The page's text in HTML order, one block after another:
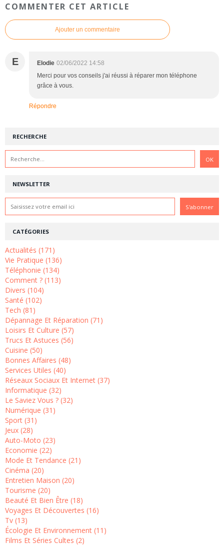
COMMENTER CET ARTICLE
Ajouter un commentaire
E Elodie 02/06/2022 14:58
Merci pour vos conseils j'ai réussi à réparer mon téléphone
grâce à vous.
Répondre
NEWSLETTER
RECHERCHE
CATÉGORIES
Actualités (171)
Vie Pratique (136)
Téléphonie (134)
Comment ? (113)
Divers (104)
Santé (102)
Tech (81)
Dépannage Et Réparation (71)
Loisirs Et Culture (57)
Trucs Et Astuces (56)
Cuisine (50)
Bonnes Affaires (48)
Services Utiles (40)
Réseaux Sociaux Et Internet (37)
Informatique (32)
Le Saviez Vous ? (32)
Numérique (31)
Sport (31)
Jeux (28)
Auto-Moto (23)
Economie (22)
Mode Et Tendance (21)
Cinéma (20)
Entretien Maison (20)
Tourisme (20)
Beauté Et Bien Être (18)
Voyages Et Découvertes (16)
Tv (13)
Écologie Et Environnement (11)
Films Et Séries Cultes (2)